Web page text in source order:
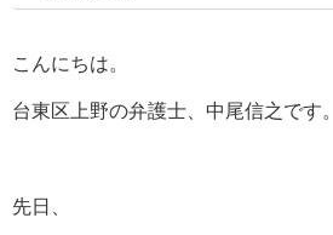
こんにちは。
台東区上野の弁護士、中尾信之です。
先日、